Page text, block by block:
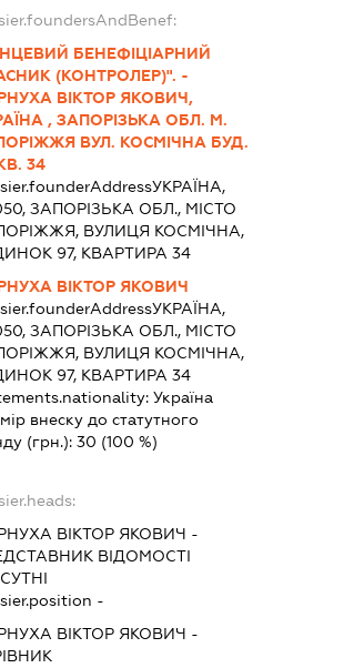
БЕНЕФІЦІАРНИЙ
(КОНТРОЛЕР)". -
ВІКТОР ЯКОВИЧ,
, ЗАПОРІЗЬКА ОБЛ. М.
ВУЛ. КОСМІЧНА БУД.
34
УКРАЇНА,
ЗАПОРІЗЬКА ОБЛ., МІСТО
ВУЛИЦЯ КОСМІЧНА,
97, КВАРТИРА 34
ВІКТОР ЯКОВИЧ
УКРАЇНА,
ЗАПОРІЗЬКА ОБЛ., МІСТО
ВУЛИЦЯ КОСМІЧНА,
97, КВАРТИРА 34
Україна
внеску до статутного
(грн.): 30 (100 %)
ВІКТОР ЯКОВИЧ -
ВІДОМОСТІ
-
ВІКТОР ЯКОВИЧ -